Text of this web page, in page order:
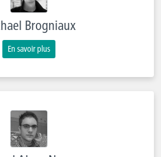
Brogniaux
En savoir plus